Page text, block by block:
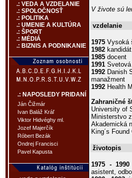
.: VEDA A VZDELANIE
.: SPOLOČNOSŤ
.: POLITIKA
.: UMENIE A KULTÚRA
.: ŠPORT
.: MÉDIÁ
.: BIZNIS A PODNIKANIE
.: NAPOSLEDY PRIDANÍ
Ján Čižmár
Ivan Baláž Kráľ
Viktor Hidvéghy ml.
Jozef Majerčík
Róbert Bezák
Ondrej Francisci
Pavel Kapusta
V živote sú
vzdelanie
1975 Vysoká
1982
1985 docent
1991
1992 Danish
manažment
1992 Health
Zahraničné
University of
Ministerstvo
Akademická
King´s
životopis
1975 - 1990
asistent,